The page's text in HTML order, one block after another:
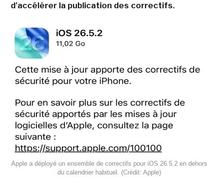
d'accélérer la publication des correctifs.
Apple a déployé un ensemble de correctifs pour iOS 26.5.2 en dehors
du calendrier habituel. (Crédit: Apple)